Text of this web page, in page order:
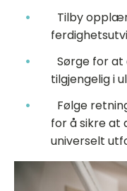
Tilby
Sørge for
tilgjengelig i
Følge
for å sikre at
universelt